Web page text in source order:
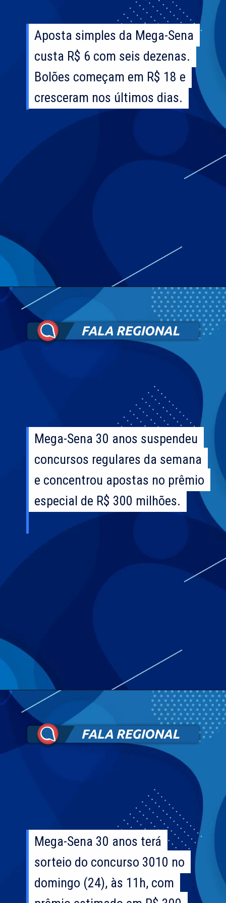
Aposta simples da Mega-Sena
custa R$ 6 com seis dezenas.
Bolões começam em R$ 18 e
cresceram nos últimos dias.
Aposta simples da Mega-Sena
custa R$ 6 com seis dezenas.
Bolões começam em R$ 18 e
cresceram nos últimos dias.
Mega-Sena 30 anos suspendeu
concursos regulares da semana
e concentrou apostas no prêmio
especial de R$ 300 milhões.
Mega-Sena 30 anos suspendeu
concursos regulares da semana
e concentrou apostas no prêmio
especial de R$ 300 milhões.
Mega-Sena 30 anos terá
sorteio do concurso 3010 no
domingo (24), às 11h, com
Mega-Sena 30 anos terá
sorteio do concurso 3010 no
domingo (24), às 11h, com